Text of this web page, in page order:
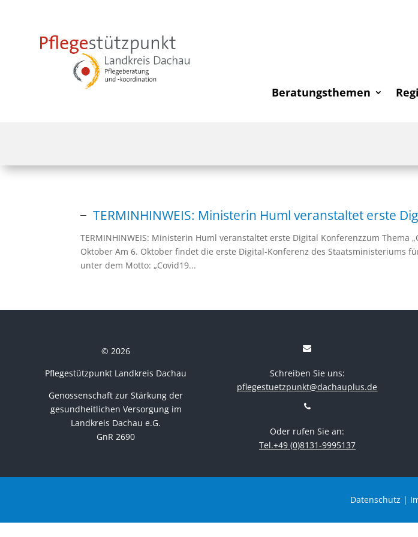
Beratungsthemen
TERMINHINWEIS: Ministerin Huml veranstaltet erste
TERMINHINWEIS: Ministerin Huml veranstaltet erste Digital Konferenzzum Thema
Oktober Am 6. Oktober findet die erste Digital-Konferenz des Staatsministeriums
unter dem Motto: „Covid19...
© 2026
Pflegestützpunkt Landkreis Dachau
Genossenschaft zur Stärkung der
gesundheitlichen Versorgung im
Landkreis Dachau e.G.
GnR 2690
Schreiben Sie uns:
pflegestuetzpunkt@dachauplus.de
Oder rufen Sie an:
Tel.+49 (0)8131-9995137
Datenschutz |